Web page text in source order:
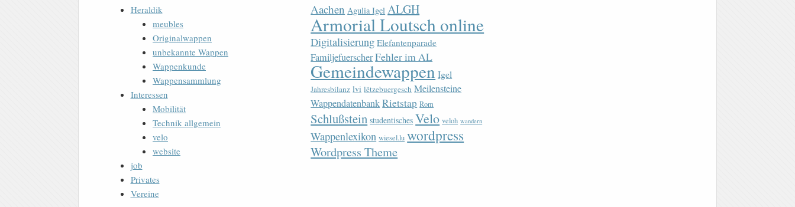
Heraldik
meubles
Originalwappen
unbekannte Wappen
Wappenkunde
Wappensammlung
Interessen
Mobilität
Technik allgemein
velo
website
job
Privates
Vereine
Aachen Agulia Igel ALGH
Armorial Loutsch online
Digitalisierung Elefantenparade
FamiljefuerscherFehler im AL
Gemeindewappen Igel
Jahresbilanz lvi lëtzebuergesch Meilensteine
WappendatenbankRietstap Rom
Schlußstein studentisches Velo veloh wandern
Wappenlexikon wiesel.lu wordpress
Wordpress Theme